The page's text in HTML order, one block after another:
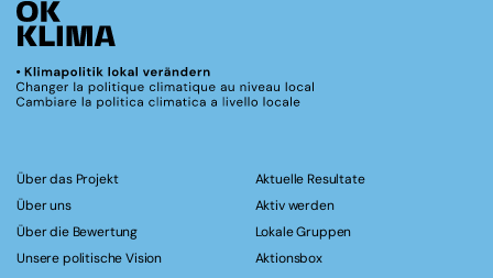
Über das Projekt
Über uns
Über die Bewertung
Unsere politische Vision
Aktuelle Resultate
Aktiv werden
Lokale Gruppen
Aktionsbox